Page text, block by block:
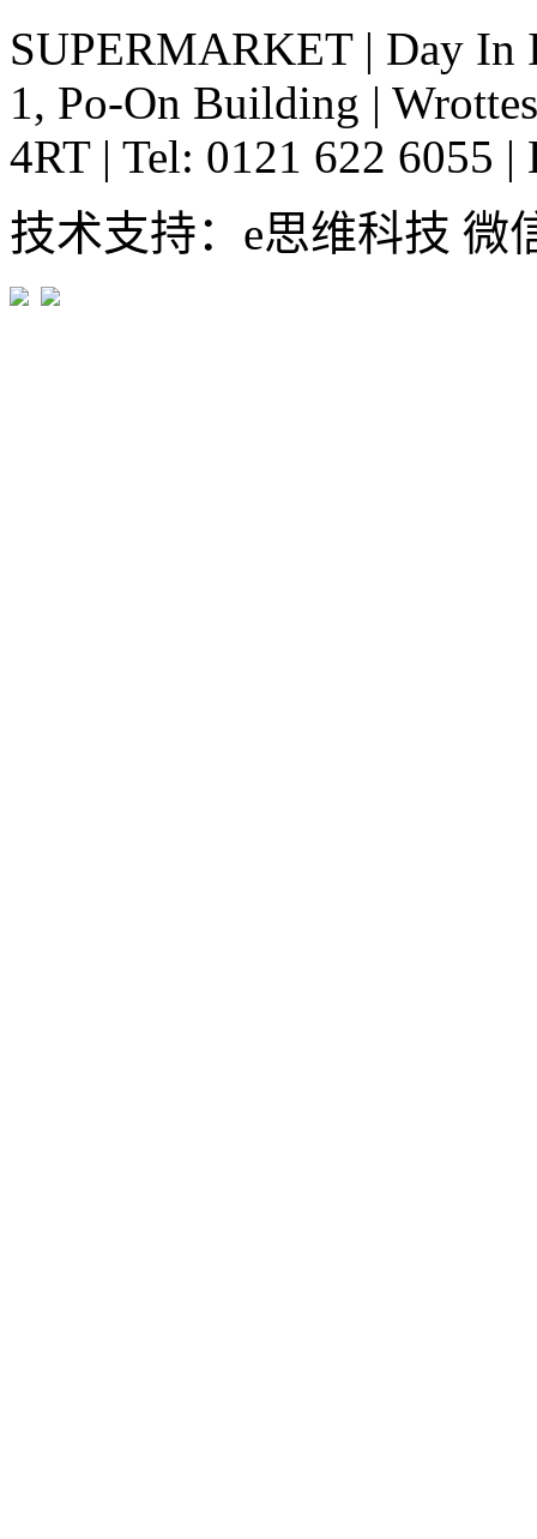
SUPERMARKET | Day In
1, Po-On Building |
4RT | Tel: 0121 622 6055 |
技术支持：e思维科技 微